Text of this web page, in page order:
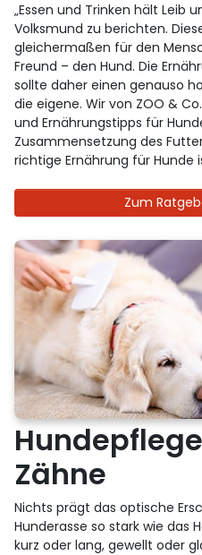
„Essen und Trinken hält Leib
Volksmund zu berichten.
gleichermaßen für den
Freund – den Hund. Die
sollte daher einen genauso
die eigene. Wir von ZOO &
und Ernährungstipps für
Zusammensetzung des
richtige Ernährung für Hunde
Zum
Zähne
Nichts prägt das optische
Hunderasse so stark wie das
kurz oder lang, gewellt oder